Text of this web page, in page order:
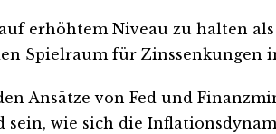
erhöhtem Niveau zu halten
Spielraum für Zinssenkungen
Ansätze von Fed und
wie sich die